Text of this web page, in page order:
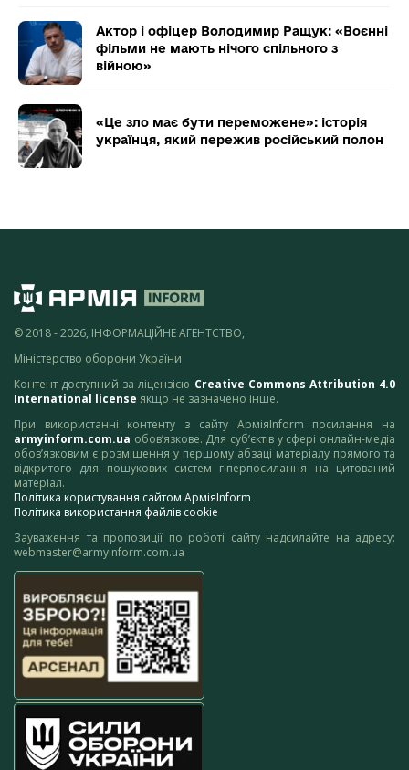
Актор і офіцер Володимир Ращук: «Воєнні
фільми не мають нічого спільного з
війною»
«Це зло має бути переможене»: історія
українця, який пережив російський полон
© 2018 - 2026, ІНФОРМАЦІЙНЕ АГЕНТСТВО,
Міністерство оборони України
Контент доступний за ліцензією Creative Commons Attribution 4.0
International license якщо не зазначено інше.
При використанні контенту з сайту АрміяInform посилання на
armyinform.com.ua обов’язкове. Для суб’єктів у сфері онлайн-медіа
обов’язковим є розміщення у першому абзаці матеріалу прямого та
відкритого для пошукових систем гіперпосилання на цитований
матеріал.
Політика користування сайтом АрміяInform
Політика використання файлів cookie
Зауваження та пропозиції по роботі сайту надсилайте на адресу:
webmaster@armyinform.com.ua